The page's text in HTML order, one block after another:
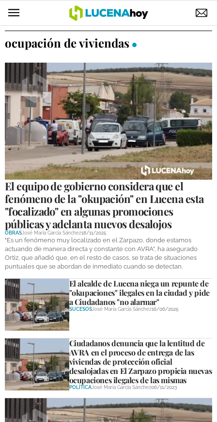
ELECCIONES
SUCESOS
ECONOMÍA
DESARROLLO LOCAL
LUCENA EMPRESAS
OCIO
COFRADÍAS
DEPORTES
COMPETICIONES
DEPORTE BASE
OPINIÓN
VENTANA CIUDADANA
CÓRDOBA
PROVINCIA
SUBBÉTICA HOY
SALUD
ocupación de viviendas
El equipo de gobierno considera que el
fenómeno de la "okupación" en Lucena esta
"focalizado" en algunas promociones
públicas y adelanta nuevos desalojos
OBRAS José María García Sánchez18/11/2025
"Es un fenómeno muy localizado en el Zarpazo, donde estamos
actuando de manera directa y constante con AVRA”, ha asegurado
Ortiz, que añadió que, en el resto de casos, se trata de situaciones
puntuales que se abordan de inmediato cuando se detectan.
El alcalde de Lucena niega un repunte de
"okupaciones" ilegales en la ciudad y pide
a Ciudadanos "no alarmar"
SUCESOSJosé María García Sánchez16/06/2025
Ciudadanos denuncia que la lentitud de
AVRA en el proceso de entrega de las
viviendas de protección oficial
desalojadas en El Zarpazo propicia nuevas
ocupaciones ilegales de las mismas
POLÍTICAJosé María García Sánchez06/11/2023